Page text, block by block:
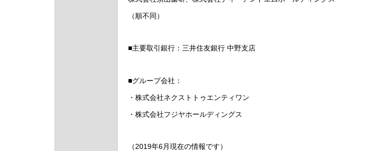
（順不同）
■主要取引銀行：三井住友銀行 中野支店
■グループ会社：
・株式会社ネクストトゥエンティワン
・株式会社フジヤホールディングス
（2019年6月現在の情報です）